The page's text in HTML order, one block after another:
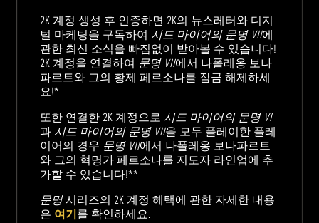
2K 계정 생성 후 인증하면 2K의 뉴스레터와 디지
털 마케팅을 구독하여 시드 마이어의 문명 VII에
관한 최신 소식을 빠짐없이 받아볼 수 있습니다!
2K 계정을 연결하여 문명 VII에서 나폴레옹 보나
파르트와 그의 황제 페르소나를 잠금 해제하세
요!*
또한 연결한 2K 계정으로 시드 마이어의 문명 VI
과 시드 마이어의 문명 VII을 모두 플레이한 플레
이어의 경우 문명 VII에서 나폴레옹 보나파르트
와 그의 혁명가 페르소나를 지도자 라인업에 추
가할 수 있습니다!**
문명시리즈의 2K 계정 혜택에 관한 자세한 내용
은 여기를 확인하세요.